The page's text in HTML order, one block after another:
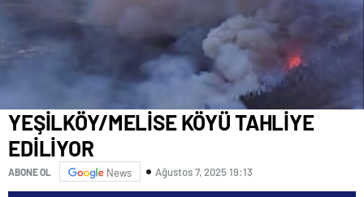
YEŞİLKÖY/MELİSE KÖYÜ TAHLİYE
EDİLİYOR
ABONE OL News Ağustos 7, 2025 19:13